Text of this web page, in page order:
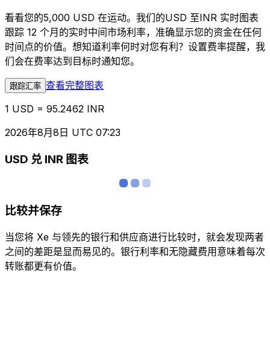
看看您的5,000 USD 在运动。我们的USD 至INR 实时图表
跟踪 12 个月的实时中间市场利率，准确显示您的资金在任何
时间点的价值。想知道利率何时对您有利？设置费率提醒，我
们会在费率达到目标时通知您。
跟踪汇率 查看完整图表
1 USD = 95.2462 INR
2026年8月8日 UTC 07:23
USD 兑 INR 图表
比较并保存
当您将 Xe 与领先的银行和供应商进行比较时，就会发现两者
之间的差距是显而易见的。银行利率和无隐藏费用意味着每次
转账都更有价值。